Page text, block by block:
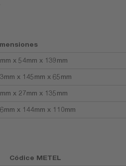
x 54mm x 139mm
x 145mm x 65mm
x 27mm x 135mm
x 144mm x 110mm
Códice METEL